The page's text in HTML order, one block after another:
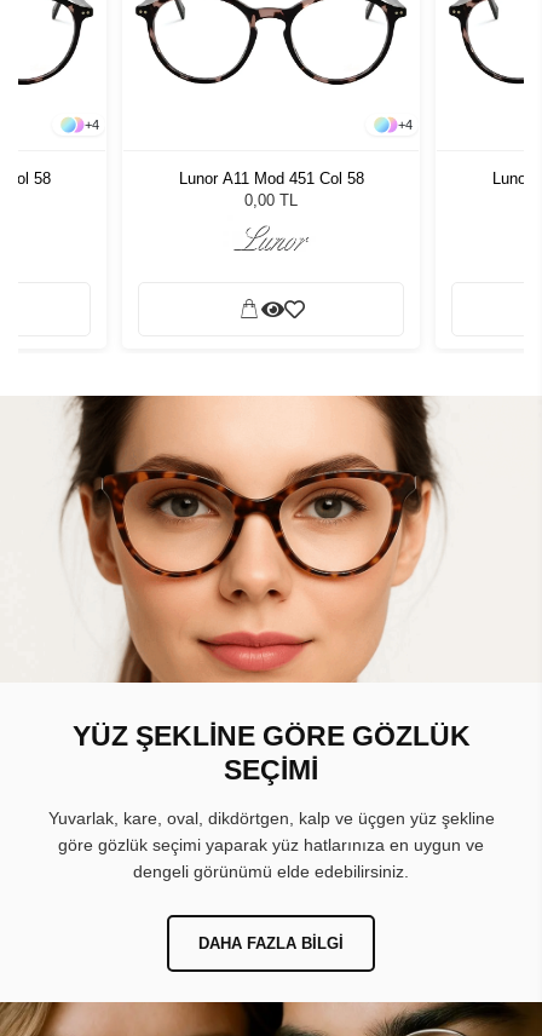
+4
Col 58
+4
Lunor A11 Mod 451 Col 58
0,00 TL
Lunor
YÜZ ŞEKLİNE GÖRE GÖZLÜK
SEÇİMİ
Yuvarlak, kare, oval, dikdörtgen, kalp ve üçgen yüz şekline
göre gözlük seçimi yaparak yüz hatlarınıza en uygun ve
dengeli görünümü elde edebilirsiniz.
DAHA FAZLA BILGI